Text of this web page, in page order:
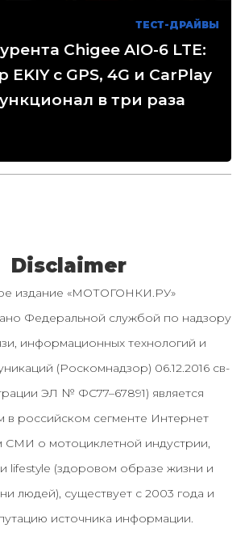
ТЕСТ-ДРАЙВЫ
Chigee AIO-6 LTE:
EKIY с GPS, 4G и CarPlay
в три раза
Disclaimer
издание «МОТОГОНКИ.РУ»
Федеральной службой по надзору
информационных технологий и
(Роскомнадзор) 06.12.2016 св-
ЭЛ № ФС77–67891) является
в российском сегменте Интернет
СМИ о мотоциклетной индустрии,
lifestyle (здоровом образе жизни и
людей), существует с 2003 года и
источника информации.